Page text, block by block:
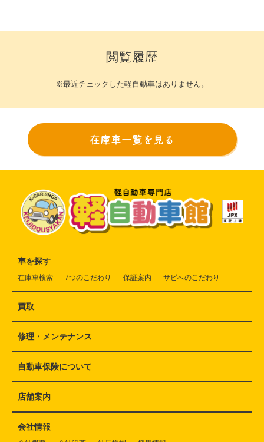
閲覧履歴
※最近チェックした軽自動車はありません。
在庫車一覧を見る
車を探す
在庫車検索 7つのこだわり 保証案内 サビへのこだわり
買取
修理・メンテナンス
自動車保険について
店舗案内
会社情報